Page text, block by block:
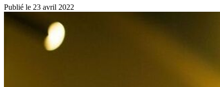
Publié le 23 avril 2022